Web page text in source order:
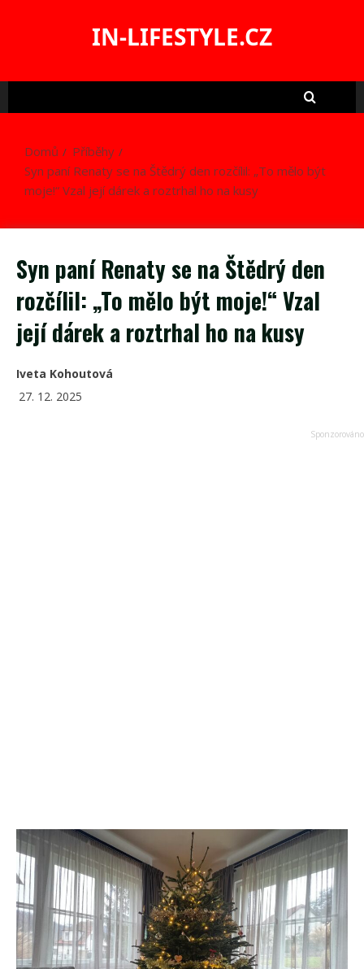
IN-LIFESTYLE.CZ
Domů
Příběhy
Syn paní Renaty se na Štědrý den rozčílil: „To mělo být
moje!“ Vzal její dárek a roztrhal ho na kusy
Syn paní Renaty se na Štědrý den
rozčílil: „To mělo být moje!“ Vzal
její dárek a roztrhal ho na kusy
Iveta Kohoutová
27. 12. 2025